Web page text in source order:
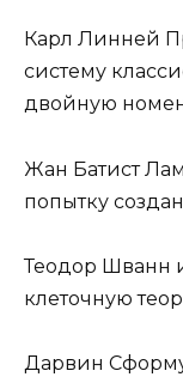
Карл Линней
систему
двойную
Жан Батист
попытку
Теодор Шванн
клеточную
Дарвин